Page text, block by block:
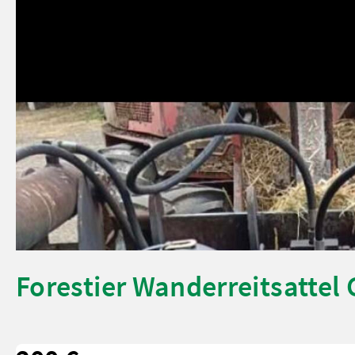
Forestier Wanderreitsattel